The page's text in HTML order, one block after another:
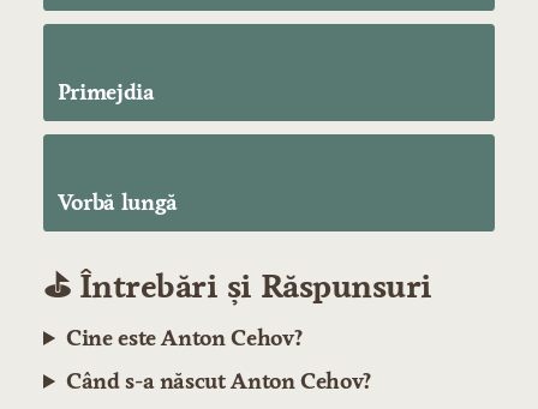
Primejdia
Vorbă lungă
⛳️ Întrebări și Răspunsuri
Cine este Anton Cehov?
Când s-a născut Anton Cehov?